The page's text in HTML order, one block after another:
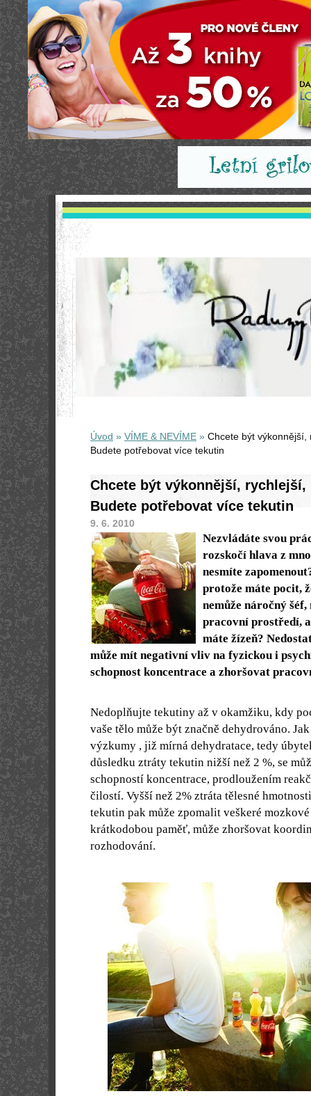
Úvod » VÍME & NEVÍME » Chcete být
Budete potřebovat více tekutin
Chcete být výkonnější,
Budete potřebovat více tekutin
9. 6. 2010
Nezvládáte svou
rozskočí hlava z
nesmíte
protože máte pocit,
nemůže náročný
pracovní prostředí,
máte žízeň?
může mít negativní vliv na fyzickou i
schopnost koncentrace a zhoršovat
Nedoplňujte tekutiny až v okamžiku, kdy
vaše tělo může být značně dehydrováno.
výzkumy , již mírná dehydratace, tedy
důsledku ztráty tekutin nižší než 2 %, se
schopností koncentrace, prodloužením
čilostí. Vyšší než 2% ztráta tělesné
tekutin pak může zpomalit veškeré
krátkodobou paměť, může zhoršovat
rozhodování.